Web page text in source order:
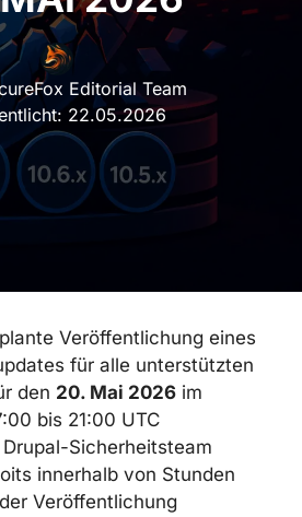
Editorial Team
22.05.2026
Veröffentlichung eines
für alle unterstützten
den 20. Mai 2026 im
bis 21:00 UTC
Sicherheitsteam
innerhalb von Stunden
Veröffentlichung